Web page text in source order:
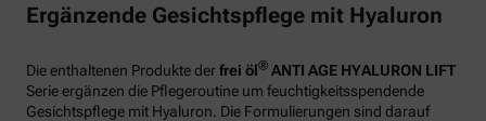
Ergänzende Gesichtspflege mit Hyaluron
Die enthaltenen Produkte derfrei öl® ANTI AGE HYALURON LIFT
Serie ergänzen die Pflegeroutine um feuchtigkeitsspendende
Gesichtspflege mit Hyaluron. Die Formulierungen sind darauf